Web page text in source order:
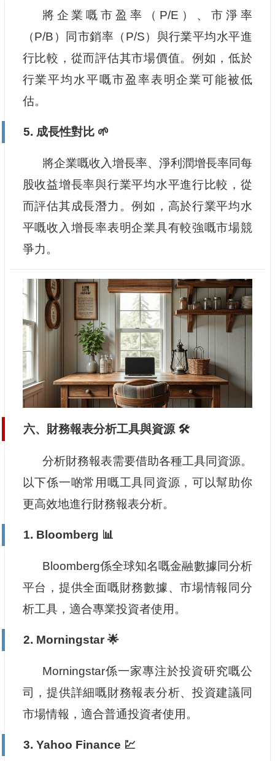
將企業嘅市盈率（P/E）、市淨率
（P/B）同市銷率（P/S）與行業平均水平進
行比較，從而評估其市場價值。例如，低於
行業平均水平嘅市盈率表明企業可能被低
估。
5. 成長性對比 🌱
將企業嘅收入增長率、淨利潤增長率同每
股收益增長率與行業平均水平進行比較，從
而評估其成長潛力。例如，高於行業平均水
平嘅收入增長率表明企業具有較強嘅市場競
爭力。
六、財務報表分析工具與資源 🛠️
分析財務報表需要借助各種工具同資源。
以下係一啲常用嘅工具同資源，可以幫助你
更高效地進行財務報表分析。
1. Bloomberg 📊
Bloomberg係全球知名嘅金融數據同分析
平台，提供全面嘅財務數據、市場情報同分
析工具，適合專業投資者使用。
2. Morningstar 🌟
Morningstar係一家專注於投資研究嘅公
司，提供詳細嘅財務報表分析、投資建議同
市場情報，適合普通投資者使用。
3. Yahoo Finance 💹